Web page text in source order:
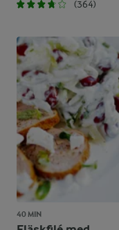
(364)
40 MIN